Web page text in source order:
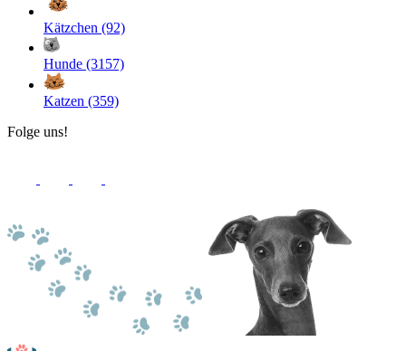
Kätzchen (92)
Hunde (3157)
Katzen (359)
Folge uns!